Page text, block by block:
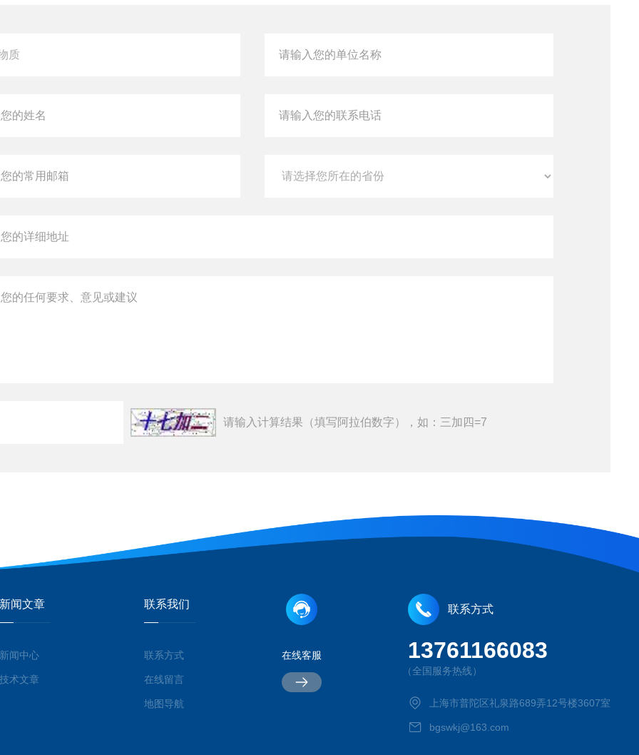
请输入计算结果（填写阿拉伯数字），如：三加四=7
新闻文章
新闻中心
技术文章
联系我们
联系方式
在线留言
地图导航
在线客服
联系方式
13761166083
（全国服务热线）
上海市普陀区礼泉路689弄12号楼3607室
bgswkj@163.com